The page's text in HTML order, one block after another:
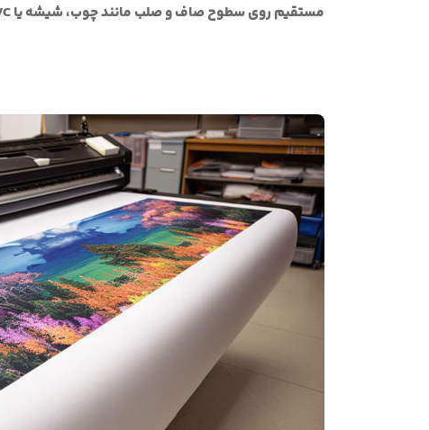
مستقیم روی سطوح صاف و صلب مانند چوب، شیشه یا PVC فوم را دارند.